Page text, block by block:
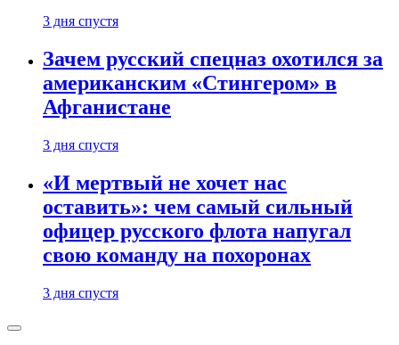
3 дня спустя
Зачем русский спецназ охотился за
американским «Стингером» в
Афганистане
3 дня спустя
«И мертвый не хочет нас
оставить»: чем самый сильный
офицер русского флота напугал
свою команду на похоронах
3 дня спустя